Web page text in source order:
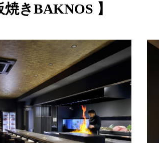
きBAKNOS 】